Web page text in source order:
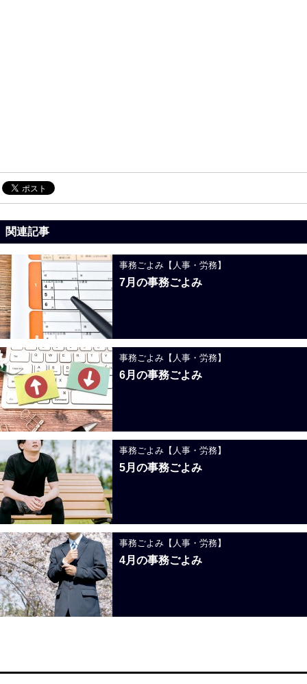
関連記事
事務ごよみ【人事・労務】
7月の事務ごよみ
事務ごよみ【人事・労務】
6月の事務ごよみ
事務ごよみ【人事・労務】
5月の事務ごよみ
事務ごよみ【人事・労務】
4月の事務ごよみ